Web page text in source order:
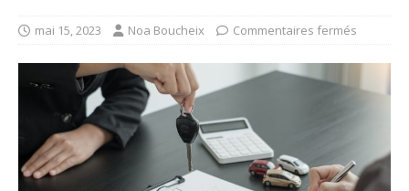
mai 15, 2023 Noa Boucheix Commentaires fermés